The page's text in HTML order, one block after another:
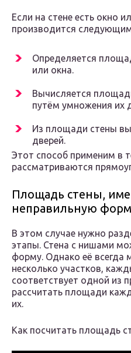
Если на стене есть окно
производится
Определяется
или окна.
Вычисляется
путём умножения их
Из площади стены
дверей.
Этот способ применим в
рассматриваются
Площадь стены,
неправильную
В этом случае нужно
этапы. Стена с нишами
форму. Однако её всегда
несколько участков,
соответствует одной из
рассчитать площади
их.
Как посчитать площадь